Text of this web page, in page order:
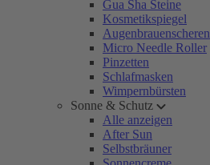
Gua Sha Steine
Kosmetikspiegel
Augenbrauenscheren
Micro Needle Roller
Pinzetten
Schlafmasken
Wimpernbürsten
Sonne & Schutz
Alle anzeigen
After Sun
Selbstbräuner